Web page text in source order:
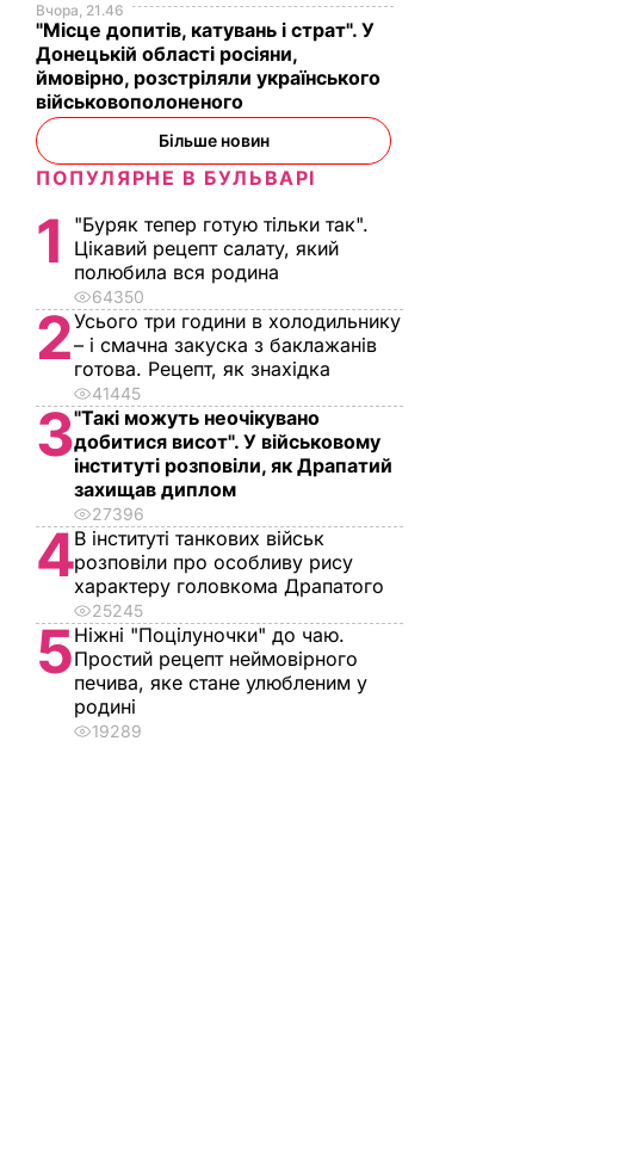
Вчора, 21.46
"Місце допитів, катувань і страт". У
Донецькій області росіяни,
ймовірно, розстріляли українського
військовополоненого
Більше новин
ПОПУЛЯРНЕ В БУЛЬВАРІ
1
"Буряк тепер готую тільки так".
Цікавий рецепт салату, який
полюбила вся родина
64350
2Усього три години в холодильнику
– і смачна закуска з баклажанів
готова. Рецепт, як знахідка
41445
3"Такі можуть неочікувано
добитися висот". У військовому
інституті розповіли, як Драпатий
захищав диплом
27396
4В інституті танкових військ
розповіли про особливу рису
характеру головкома Драпатого
25245
5Ніжні "Поцілуночки" до чаю.
Простий рецепт неймовірного
печива, яке стане улюбленим у
родині
19289